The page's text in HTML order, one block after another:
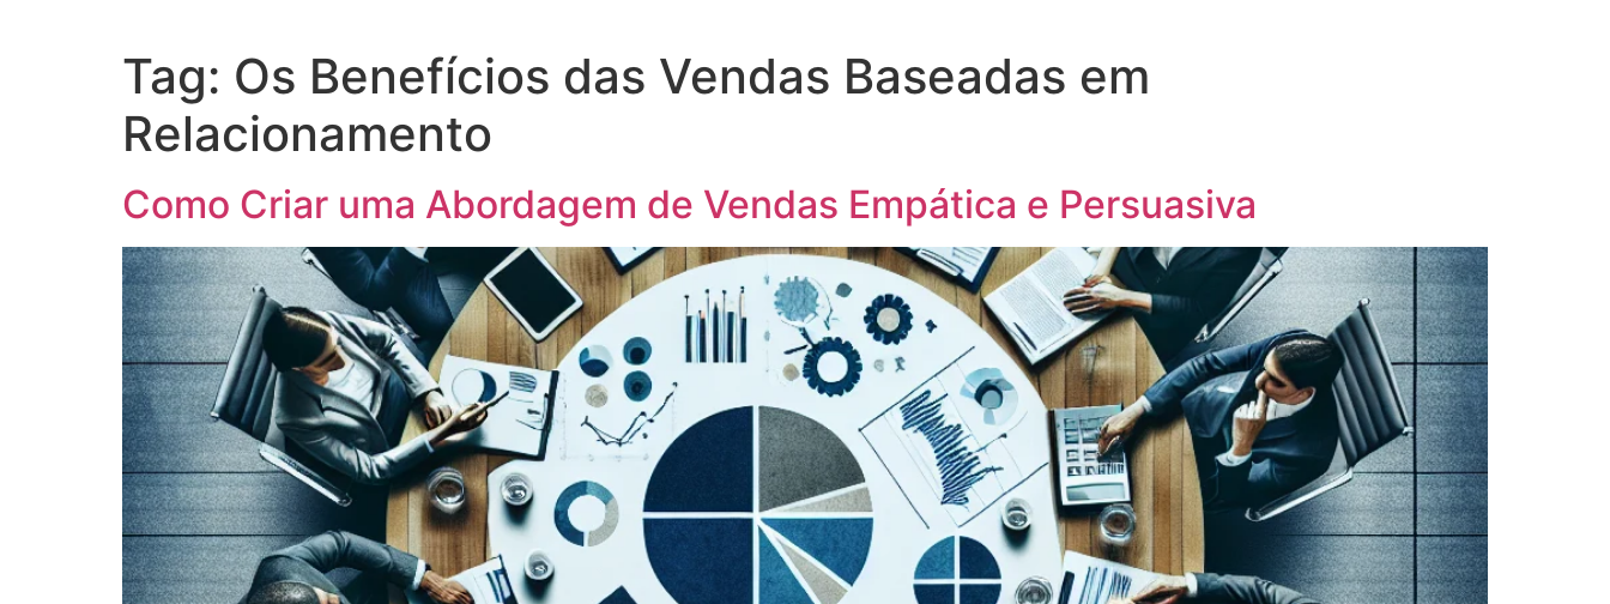
Tag: Os Benefícios das Vendas Baseadas em
Relacionamento
Como Criar uma Abordagem de Vendas Empática e Persuasiva